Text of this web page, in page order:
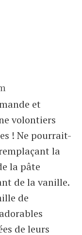
et
volontiers
! Ne pourrait-
la
la pâte
de la vanille.
de
de leurs